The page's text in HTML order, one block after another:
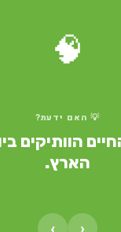
🧠
💡 האם ידעת?
הוותיקים
הארץ.